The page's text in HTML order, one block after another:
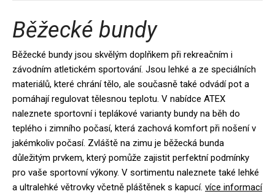
Běžecké bundy
Běžecké bundy jsou skvělým doplňkem při rekreačním i
závodním atletickém sportování. Jsou lehké a ze speciálních
materiálů, které chrání tělo, ale současně také odvádí pot a
pomáhají regulovat tělesnou teplotu. V nabídce ATEX
naleznete sportovní i teplákové varianty bundy na běh do
teplého i zimního počasí, která zachová komfort při nošení v
jakémkoliv počasí. Zvláště na zimu je běžecká bunda
důležitým prvkem, který pomůže zajistit perfektní podmínky
pro vaše sportovní výkony. V sortimentu naleznete také lehké
a ultralehké větrovky včetně pláštěnek s kapucí. více informací